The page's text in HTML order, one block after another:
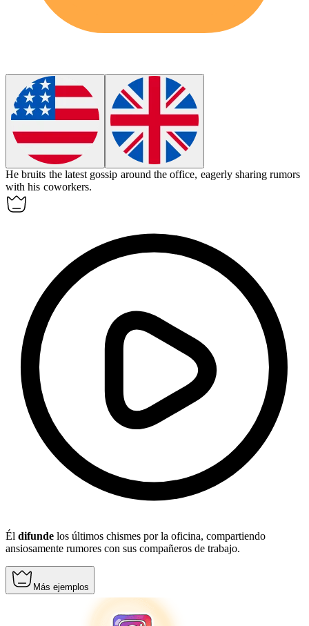
Hebruits the latest gossip around the office, eagerly sharing rumors
with his coworkers.
Él difunde los últimos chismes por la oficina, compartiendo
ansiosamente rumores con sus compañeros de trabajo.
Más ejemplos